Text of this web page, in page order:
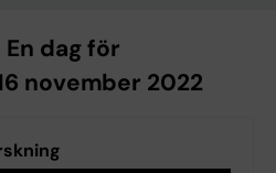
dag för
november 2022